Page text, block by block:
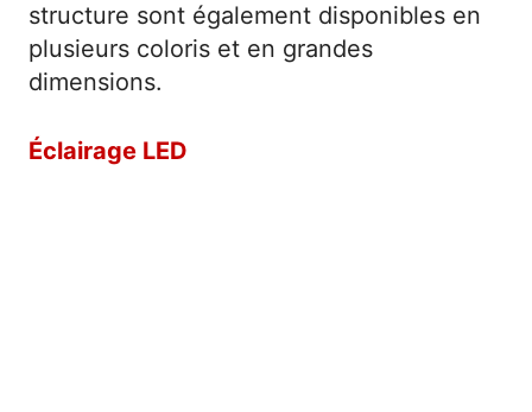
structure sont également disponibles en
plusieurs coloris et en grandes
dimensions.
Éclairage LED